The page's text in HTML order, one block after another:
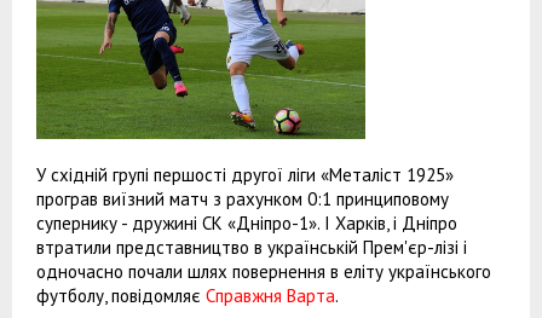
У східній групі першості другої ліги «Металіст 1925»
програв виїзний матч з рахунком 0:1 принциповому
супернику - дружині СК «Дніпро-1». І Харків, і Дніпро
втратили представництво в українській Прем'єр-лізі і
одночасно почали шлях повернення в еліту українського
футболу, повідомляє Справжня Варта.